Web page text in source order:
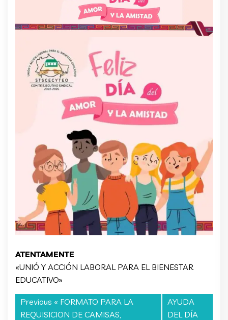
ATENTAMENTE
«UNIÓ Y ACCIÓN LABORAL PARA EL BIENESTAR
EDUCATIVO»
Previous « FORMATO PARA LA
REQUISICION DE CAMISAS,
AYUDA
DEL DÍA